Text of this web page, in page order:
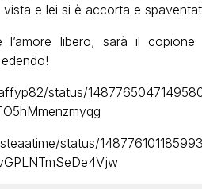
vista e lei si è accorta e
libero, sarà il
status/
status/